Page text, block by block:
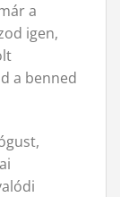
a
igen,
a benned